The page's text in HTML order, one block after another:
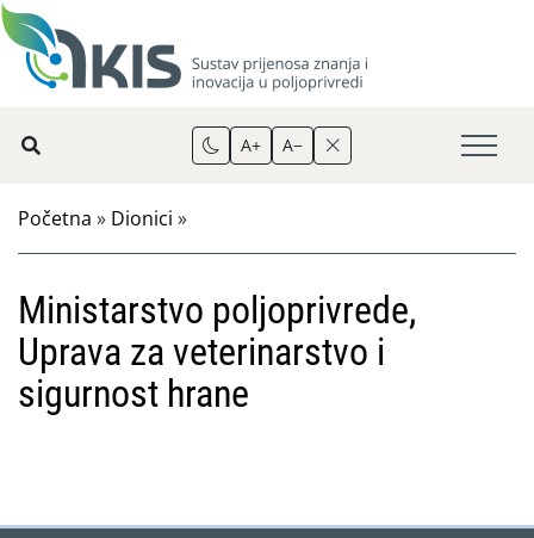
A+ A−
Početna » Dionici »
Ministarstvo poljoprivrede,
Uprava za veterinarstvo i
sigurnost hrane